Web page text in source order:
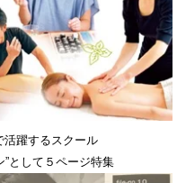
活躍するスクール
”として５ページ特集